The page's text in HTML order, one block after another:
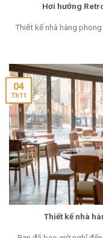
Hơi hướng
Thiết kế nhà hàng
Thiết kế nhà
04
Th11